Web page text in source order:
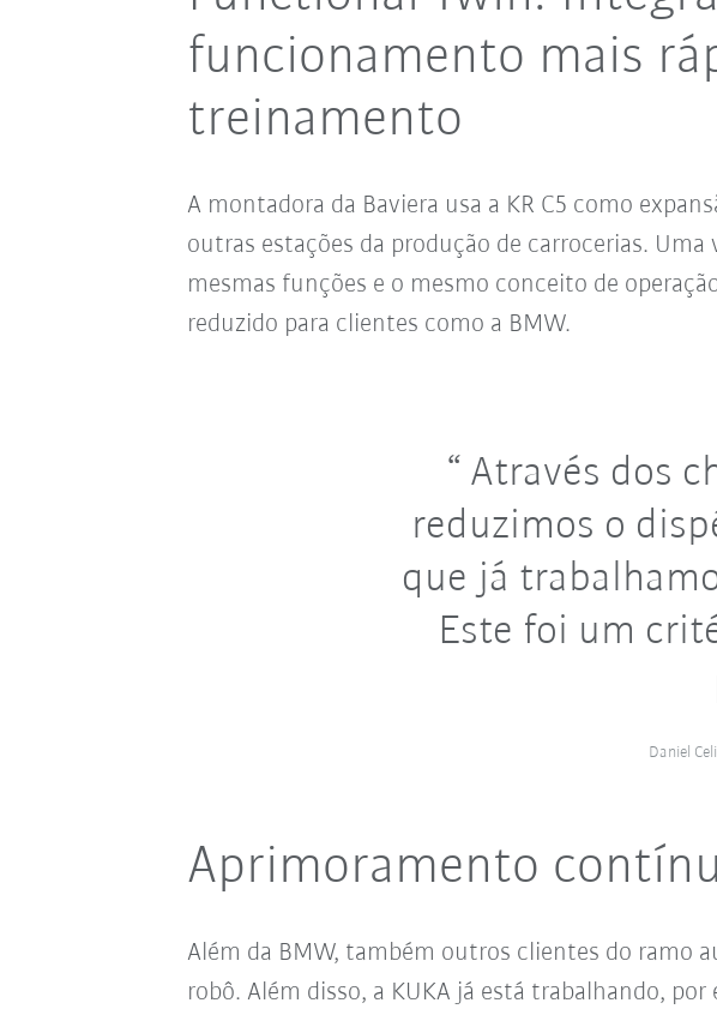
funcionamento mais
treinamento
A montadora da Baviera usa a KR C5 como
outras estações da produção de carrocerias.
mesmas funções e o mesmo conceito de
reduzido para clientes como a BMW.
Através dos
reduzimos o
que já
Este foi um
Daniel
Aprimoramento
Além da BMW, também outros clientes do ramo
robô. Além disso, a KUKA já está trabalhando,